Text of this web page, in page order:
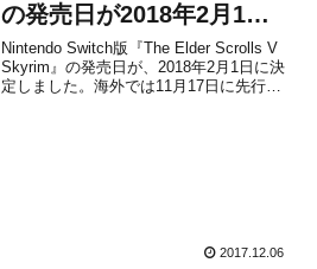
の発売日が2018年2月1日
に決定！予約が開始！
Nintendo Switch版『The Elder Scrolls V
Skyrim』の発売日が、2018年2月1日に決
定しました。海外では11月17日に先行さ
2017.12.06